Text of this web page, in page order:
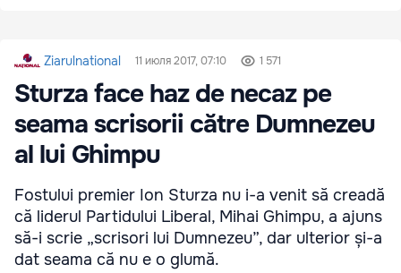
Ziarulnational 11 июля 2017, 07:10 1 571
Sturza face haz de necaz pe
seama scrisorii către Dumnezeu
al lui Ghimpu
Fostului premier Ion Sturza nu i-a venit să creadă
că liderul Partidului Liberal, Mihai Ghimpu, a ajuns
să-i scrie „scrisori lui Dumnezeu”, dar ulterior și-a
dat seama că nu e o glumă.